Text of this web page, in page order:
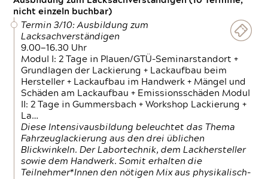
nicht einzeln buchbar)
Termin 3/10: Ausbildung zum
Lacksachverständigen
9.00—16.30 Uhr
Modul I: 2 Tage in Plauen/GTÜ-Seminarstandort +
Grundlagen der Lackierung + Lackaufbau beim
Hersteller + Lackaufbau im Handwerk + Mängel und
Schäden am Lackaufbau + Emissionsschäden Modul
II: 2 Tage in Gummersbach + Workshop Lackierung +
La…
Diese Intensivausbildung beleuchtet das Thema
Fahrzeuglackierung aus den drei üblichen
Blickwinkeln. Der Labortechnik, dem Lackhersteller
sowie dem Handwerk. Somit erhalten die
Teilnehmer*Innen den nötigen Mix aus physikalisch-